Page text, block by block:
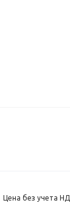
Цена без учета